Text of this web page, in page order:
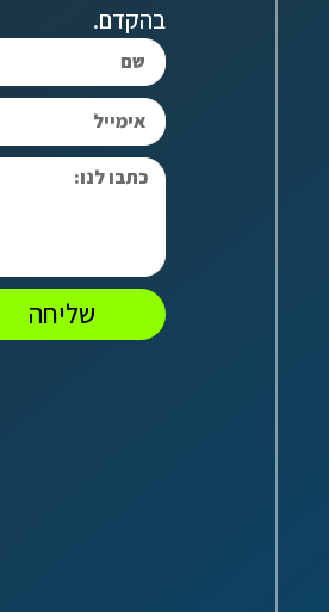
בהקדם.
שליחה